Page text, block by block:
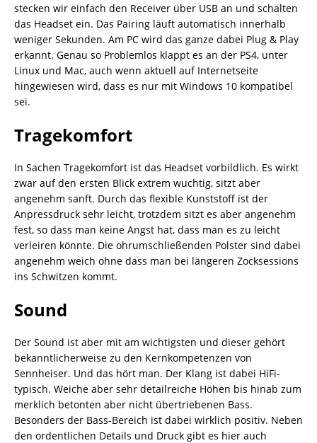
stecken wir einfach den Receiver über USB an und schalten
das Headset ein. Das Pairing läuft automatisch innerhalb
weniger Sekunden. Am PC wird das ganze dabei Plug & Play
erkannt. Genau so Problemlos klappt es an der PS4, unter
Linux und Mac, auch wenn aktuell auf Internetseite
hingewiesen wird, dass es nur mit Windows 10 kompatibel
sei.
Tragekomfort
In Sachen Tragekomfort ist das Headset vorbildlich. Es wirkt
zwar auf den ersten Blick extrem wuchtig, sitzt aber
angenehm sanft. Durch das flexible Kunststoff ist der
Anpressdruck sehr leicht, trotzdem sitzt es aber angenehm
fest, so dass man keine Angst hat, dass man es zu leicht
verleiren könnte. Die ohrumschließenden Polster sind dabei
angenehm weich ohne dass man bei längeren Zocksessions
ins Schwitzen kommt.
Sound
Der Sound ist aber mit am wichtigsten und dieser gehört
bekanntlicherweise zu den Kernkompetenzen von
Sennheiser. Und das hört man. Der Klang ist dabei HiFi-
typisch. Weiche aber sehr detailreiche Höhen bis hinab zum
merklich betonten aber nicht übertriebenen Bass.
Besonders der Bass-Bereich ist dabei wirklich positiv. Neben
den ordentlichen Details und Druck gibt es hier auch